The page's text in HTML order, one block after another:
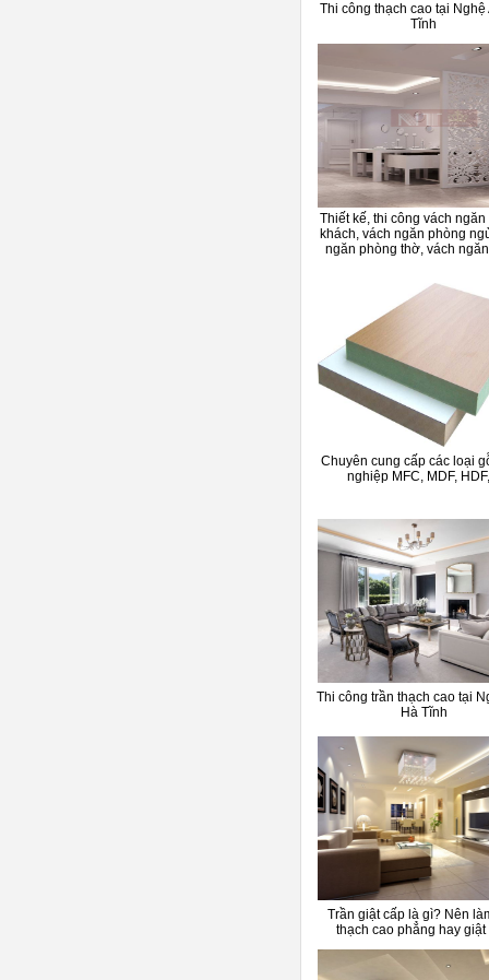
Thi công thạch cao tại Nghệ
Tĩnh
Thiết kế, thi công vách
khách, vách ngăn phòng
ngăn phòng thờ, vách
Chuyên cung cấp các loại
nghiệp MFC, MDF,
Thi công trần thạch cao tại
Hà Tĩnh
Trần giật cấp là gì? Nên
thạch cao phẳng hay giật